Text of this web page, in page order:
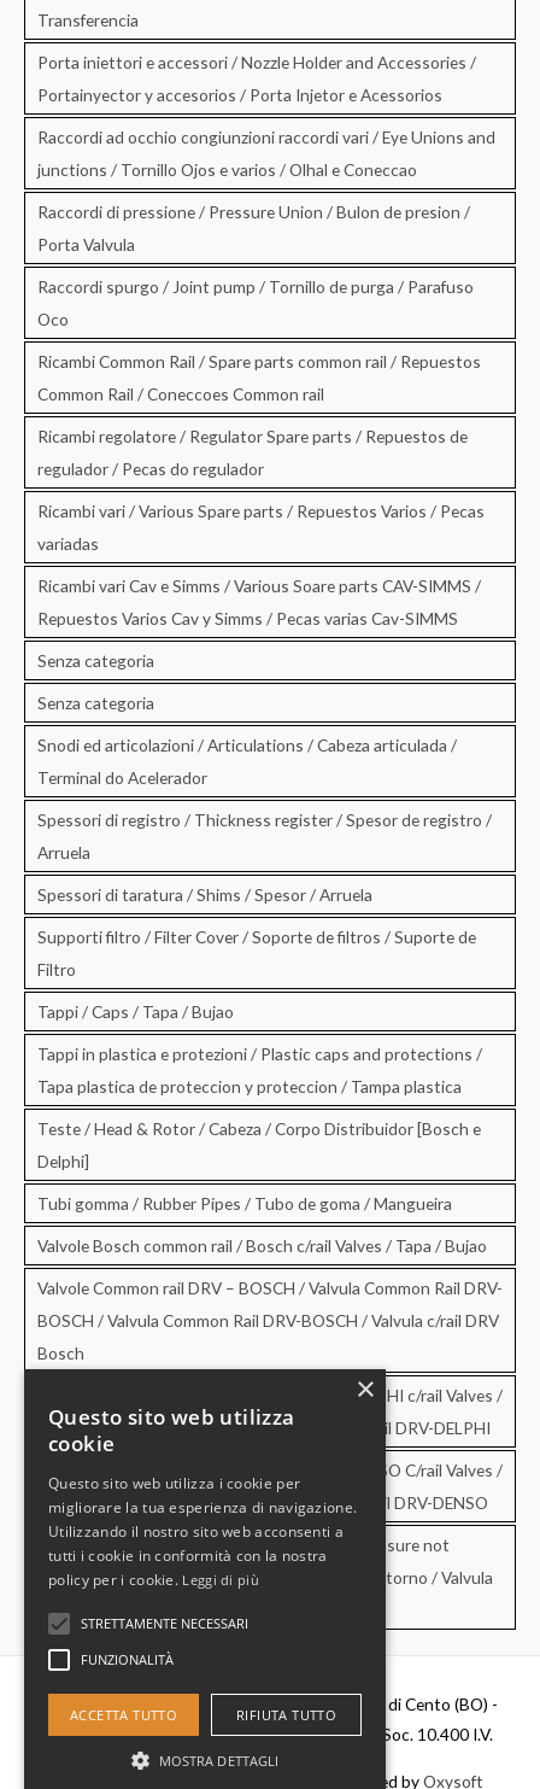
Transferencia
Porta iniettori e accessori / Nozzle Holder and Accessories /
Portainyector y accesorios / Porta Injetor e Acessorios
Raccordi ad occhio congiunzioni raccordi vari / Eye Unions and
junctions / Tornillo Ojos e varios / Olhal e Coneccao
Raccordi di pressione / Pressure Union / Bulon de presion /
Porta Valvula
Raccordi spurgo / Joint pump / Tornillo de purga / Parafuso
Oco
Ricambi Common Rail / Spare parts common rail / Repuestos
Common Rail / Coneccoes Common rail
Ricambi regolatore / Regulator Spare parts / Repuestos de
regulador / Pecas do regulador
Ricambi vari / Various Spare parts / Repuestos Varios / Pecas
variadas
Ricambi vari Cav e Simms / Various Soare parts CAV-SIMMS /
Repuestos Varios Cav y Simms / Pecas varias Cav-SIMMS
Senza categoria
Senza categoria
Snodi ed articolazioni / Articulations / Cabeza articulada /
Terminal do Acelerador
Spessori di registro / Thickness register / Spesor de registro /
Arruela
Spessori di taratura / Shims / Spesor / Arruela
Supporti filtro / Filter Cover / Soporte de filtros / Suporte de
Filtro
Tappi / Caps / Tapa / Bujao
Tappi in plastica e protezioni / Plastic caps and protections /
Tapa plastica de proteccion y proteccion / Tampa plastica
Teste / Head & Rotor / Cabeza / Corpo Distribuidor [Bosch e
Delphi]
Tubi gomma / Rubber Pipes / Tubo de goma / Mangueira
Valvole Bosch common rail / Bosch c/rail Valves / Tapa / Bujao
Valvole Common rail DRV – BOSCH / Valvula Common Rail DRV-
BOSCH / Valvula Common Rail DRV-BOSCH / Valvula c/rail DRV
Bosch
Valvole Common rail DRV – DELPHI / DRV-DELPHI c/rail Valves /
Valvula Common Rail DRV-DELPHI / Valvula c/rail DRV-DELPHI
Valvole Common rail DRV – DENSO / DRV-DENSO C/rail Valves /
Valvula Common Rail DRV-DENSO / Valvula c/rail DRV-DENSO
Valvole di sovrapressione e di non ritorno / Pressure not
retourn Valves / Valvula de sobrepresion y no retorno / Valvula
de pressao e no retorno
Diesel Parts Srl - Via Del Fosso,2 40066 - Pieve di Cento (BO) -
P.IVA 00637481201 - C.F. 0356411037 - Cap. Soc. 10.400 I.V.
- Powered byOxysoft
×
Questo sito web utilizza
cookie
Questo sito web utilizza i cookie per
migliorare la tua esperienza di navigazione.
Utilizzando il nostro sito web acconsenti a
tutti i cookie in conformità con la nostra
policy per i cookie. Leggi di più
STRETTAMENTE NECESSARI
FUNZIONALITÀ
ACCETTA TUTTO RIFIUTA TUTTO
MOSTRA DETTAGLI